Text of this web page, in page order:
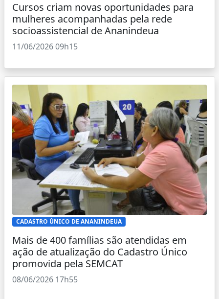
Cursos criam novas oportunidades para
mulheres acompanhadas pela rede
socioassistencial de Ananindeua
11/06/2026 09h15
CADASTRO ÚNICO DE ANANINDEUA
Mais de 400 famílias são atendidas em
ação de atualização do Cadastro Único
promovida pela SEMCAT
08/06/2026 17h55